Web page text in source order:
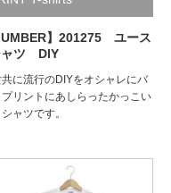
】201275 ユース
ャツ DIY
共に流行のDIYをオシャレにバ
プリントにあしらったかっこい
ャツです。